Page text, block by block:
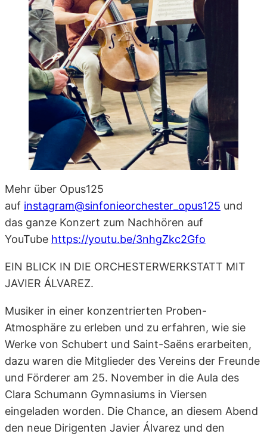
Mehr über Opus125
auf instagram@sinfonieorchester_opus125 und
das ganze Konzert zum Nachhören auf
YouTube https://youtu.be/3nhgZkc2Gfo
EIN BLICK IN DIE ORCHESTERWERKSTATT MIT
JAVIER ÁLVAREZ.
Musiker in einer konzentrierten Proben-
Atmosphäre zu erleben und zu erfahren, wie sie
Werke von Schubert und Saint-Saëns erarbeiten,
dazu waren die Mitglieder des Vereins der Freunde
und Förderer am 25. November in die Aula des
Clara Schumann Gymnasiums in Viersen
eingeladen worden. Die Chance, an diesem Abend
den neue Dirigenten Javier Álvarez und den